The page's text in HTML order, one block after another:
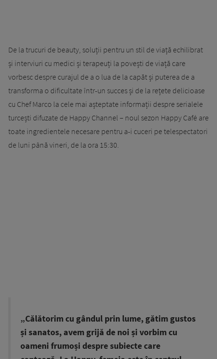
De la trucuri de beauty, soluții pentru un stil de viață echilibrat
și interviuri cu medici și terapeuți la povești de viață care
vorbesc despre curajul de a o lua de la capăt și puterea de a
transforma o dificultate într-un succes și de la rețete delicioase
cu Chef Marco la cele mai așteptate informații despre serialele
turcești difuzate de Happy Channel – noul sezon Happy Café are
toate ingredientele necesare pentru a-i cuceri pe telespectatori
de luni până vineri, de la ora 15:30.
„Călătorim cu gândul prin lume, gătim gustos
și sanatos, avem grijă de noi și vorbim cu
oameni frumoși despre subiecte care